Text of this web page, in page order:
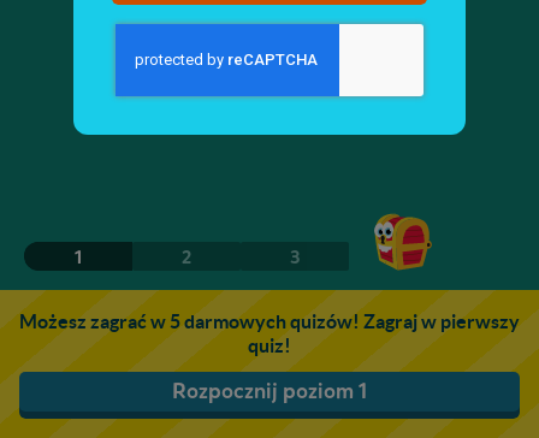
1 2 3
Możesz zagrać w 5 darmowych quizów! Zagraj w pierwszy
quiz!
Rozpocznij poziom 1